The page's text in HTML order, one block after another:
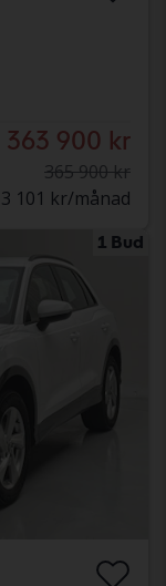
363 900 kr
365 900 kr
3 101 kr/månad
1 Bud